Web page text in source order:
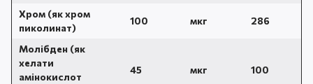
Хром (як хром
пиколинат)
100 мкг 286
Молібден (як
хелати
амінокислот
45 мкг 100